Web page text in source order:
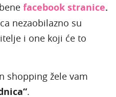
facebook stranice.
nezaobilazno su
i one koji će to
shopping žele vam
.